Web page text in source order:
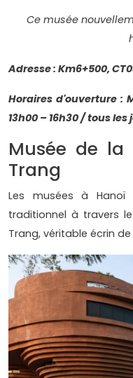
Ce musée
Adresse : Km6+500,
Horaires d'ouverture :
13h00 – 16h30 / tous les
Musée de
Trang
Les musées à Hanoï
traditionnel à travers
Trang, véritable écrin